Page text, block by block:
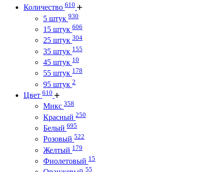
Количество 610
5 штук 930
15 штук 606
25 штук 304
35 штук 155
45 штук 10
55 штук 178
95 штук 2
Цвет 610
Микс 358
Красный 250
Белый 695
Розовый 522
Желтый 179
Фиолетовый 15
55